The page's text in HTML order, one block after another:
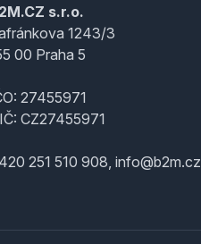
s.r.o.
1243/3
00 Praha 5
27455971
CZ27455971
251 510 908, info@b2m.cz